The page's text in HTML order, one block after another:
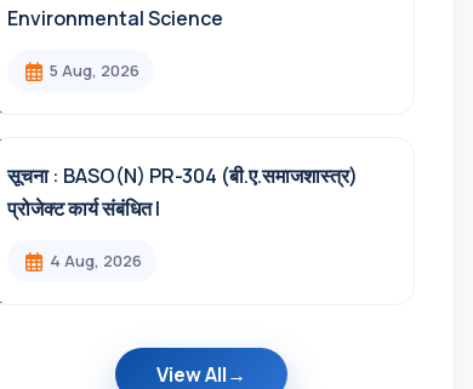
Environmental Science
5 Aug, 2026
सूचना : BASO(N) PR-304 (बी.ए.समाजशास्त्र)
प्रोजेक्ट कार्य संबंधित l
4 Aug, 2026
View All